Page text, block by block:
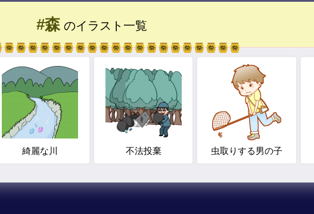
#森 のイラスト一覧
綺麗な川 不法投棄 虫取りする男の子